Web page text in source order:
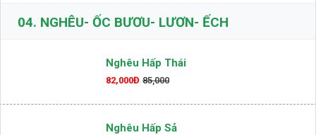
04. NGHÊU- ỐC BƯƠU- LƯƠN- ẾCH
Nghêu Hấp Thái
82,000Đ 85,000
Nghêu Hấp Sả